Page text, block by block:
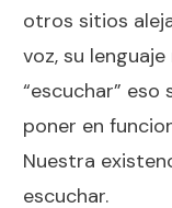
otros sitios
voz, su
“escuchar”
poner en
Nuestra
escuchar.